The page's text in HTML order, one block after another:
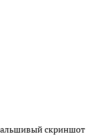
скриншот